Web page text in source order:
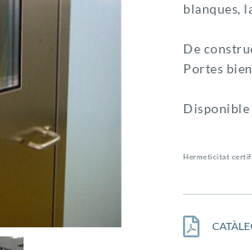
blanques,
De
Portes
Disponible
Hermeticitat